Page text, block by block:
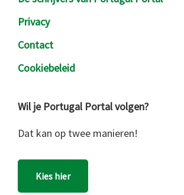
Privacy
Contact
Cookiebeleid
Wil je Portugal Portal volgen?
Dat kan op twee manieren!
Kies hier